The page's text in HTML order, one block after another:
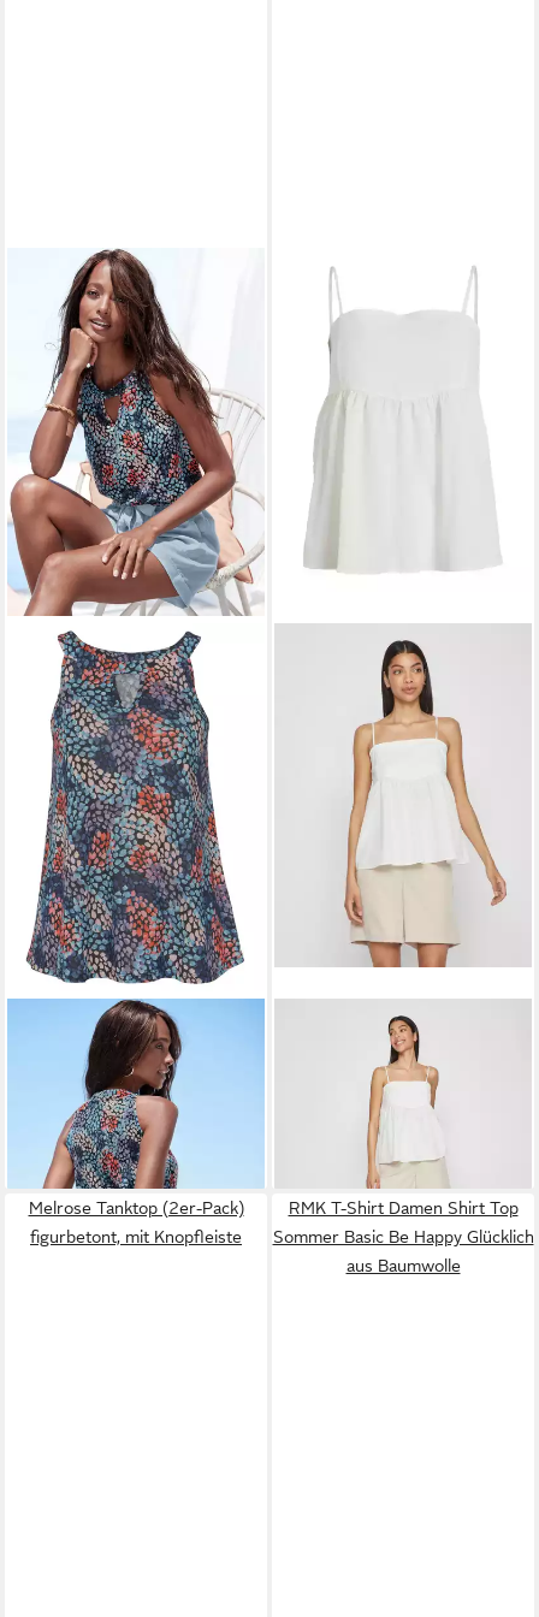
S.OLIVERStrandtop in
leichter A-Form, Sommertop,
26,99 €
Shirttop Babydoll
Trägertop mit
Strukturgewebe VIKADIA für
Damen VIKADIA STRAP TOP
Melrose Tanktop (2er-Pack)
figurbetont, mit Knopfleiste
RMK T-Shirt Damen Shirt Top
Sommer Basic Be Happy Glücklich
aus Baumwolle